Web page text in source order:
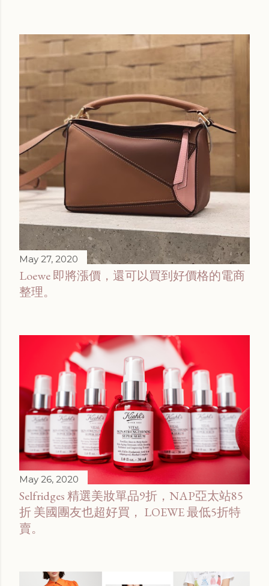
May 27, 2020
Loewe 即將漲價，還可以買到好價格的電商
整理。
May 26, 2020
Selfridges 精選美妝單品9折，NAP亞太站85
折 美國團友也超好買， LOEWE 最低5折特
賣。